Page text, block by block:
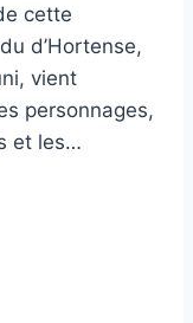
cette
d’Hortense,
vient
personnages,
et les…